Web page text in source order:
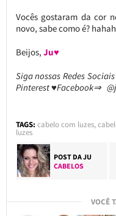
Vocês gostaram da cor
novo, sabe como é?
Beijos, Ju♥
Siga nossas Redes
Pinterest ♥Facebook⇒
TAGS: cabelo com luzes,
luzes
POST DAJU
CABELOS
VOCÊ